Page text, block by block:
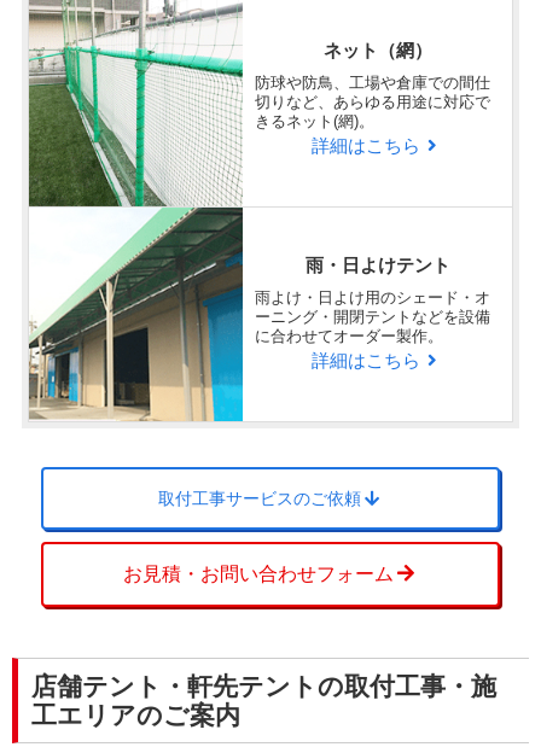
早くて適格でした。
テントご購入 回答日：2025/04/08
京都府
Q
ラクスル ビニプロの商品・サービ
スに対する総合的な満足度を教え
てください。
価格も手ごろで質問の回答も早くありがたいです
Q
弊社、担当者とのコミュニケーシ
ョン、対応速度はどうでしたか？
非常に満足
ネット（網）
防球や防鳥、工場や倉庫での間仕
切りなど、あらゆる用途に対応で
きるネット(網)。
詳細はこちら
雨・日よけテント
雨よけ・日よけ用のシェード・オ
ーニング・開閉テントなどを設備
に合わせてオーダー製作。
詳細はこちら
取付工事サービスのご依頼
お見積・お問い合わせフォーム
店舗テント・軒先テントの取付工事・施
工エリアのご案内